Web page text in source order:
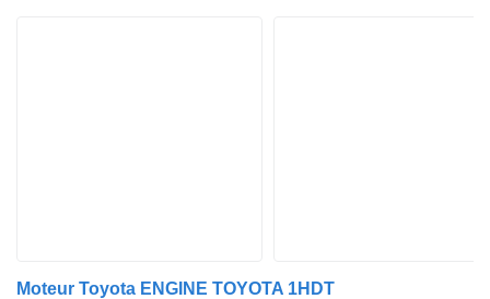
Moteur Toyota ENGINE TOYOTA 1HDT